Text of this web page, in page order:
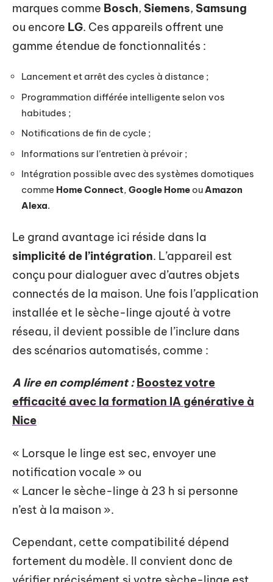
marques comme Bosch, Siemens, Samsung
ou encore LG. Ces appareils offrent une
gamme étendue de fonctionnalités :
Lancement et arrêt des cycles à distance ;
Programmation différée intelligente selon vos
habitudes ;
Notifications de fin de cycle ;
Informations sur l’entretien à prévoir ;
Intégration possible avec des systèmes domotiques
comme Home Connect, Google Home ouAmazon
Alexa.
Le grand avantage ici réside dans la
simplicité de l’intégration. L’appareil est
conçu pour dialoguer avec d’autres objets
connectés de la maison. Une fois l’application
installée et le sèche-linge ajouté à votre
réseau, il devient possible de l’inclure dans
des scénarios automatisés, comme :
A lire en complément : Boostez votre
efficacité avec la formation IA générative à
Nice
« Lorsque le linge est sec, envoyer une
notification vocale » ou
« Lancer le sèche-linge à 23 h si personne
n’est à la maison ».
Cependant, cette compatibilité dépend
fortement du modèle. Il convient donc de